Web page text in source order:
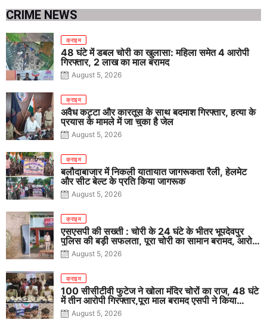
CRIME NEWS
क्राइम
48 घंटे में डबल चोरी का खुलासा: महिला समेत 4 आरोपी
गिरफ्तार, 2 लाख का माल बरामद
August 5, 2026
क्राइम
अवैध कट्टा और कारतूस के साथ बदमाश गिरफ्तार, हत्या के
प्रयास के मामले में जा चुका है जेल
August 5, 2026
क्राइम
बलौदाबाजार में निकली यातायात जागरूकता रैली, हेलमेट
और सीट बेल्ट के प्रति किया जागरूक
August 5, 2026
क्राइम
एसएसपी की सख्ती : चोरी के 24 घंटे के भीतर भूपदेवपुर
पुलिस की बड़ी सफलता, पूरा चोरी का सामान बरामद, आरोपी
गिरफ्तार
August 5, 2026
क्राइम
100 सीसीटीवी फुटेज ने खोला मंदिर चोरों का राज, 48 घंटे
में तीन आरोपी गिरफ्तार,पूरा माल बरामद एसपी ने किया
खुलासा
August 5, 2026